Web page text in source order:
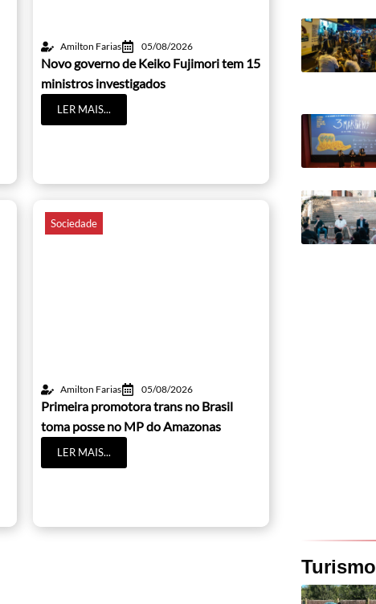
Amilton Farias 05/08/2026
Novo governo de Keiko Fujimori tem 15
ministros investigados
LER MAIS...
Sociedade
Amilton Farias 05/08/2026
Primeira promotora trans no Brasil
toma posse no MP do Amazonas
LER MAIS...
Turismo